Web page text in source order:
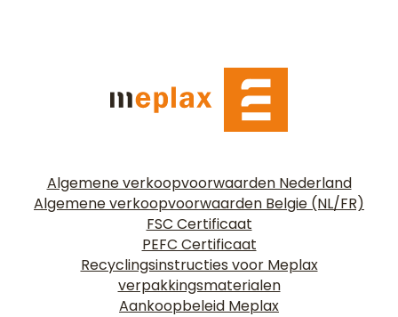
Algemene verkoopvoorwaarden Nederland
Algemene verkoopvoorwaarden Belgie (NL/FR)
FSC Certificaat
PEFC Certificaat
Recyclingsinstructies voor Meplax
verpakkingsmaterialen
Aankoopbeleid Meplax